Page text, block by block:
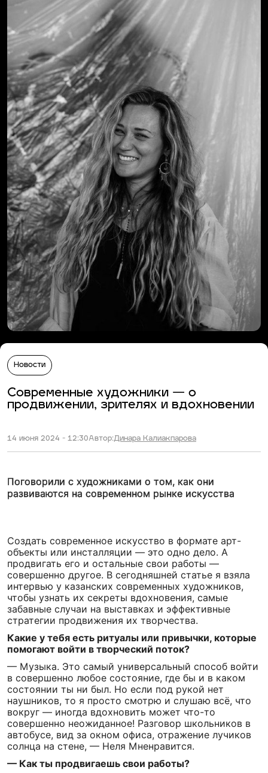
Новости
Современные художники — о
продвижении, зрителях и вдохновении
14 июня 2024 - 12:30Автор:Динара Калиакпарова
Поговорили с художниками о том, как они
развиваются на современном рынке искусства
Создать современное искусство в формате арт-
объекты или инсталляции — это одно дело. А
продвигать его и остальные свои работы —
совершенно другое. В сегодняшней статье я взяла
интервью у казанских современных художников,
чтобы узнать их секреты вдохновения, самые
забавные случаи на выставках и эффективные
стратегии продвижения их творчества.
Какие у тебя есть ритуалы или привычки, которые
помогают войти в творческий поток?
— Музыка. Это самый универсальный способ войти
в совершенно любое состояние, где бы и в каком
состоянии ты ни был. Но если под рукой нет
наушников, то я просто смотрю и слушаю всё, что
вокруг — иногда вдохновить может что-то
совершенно неожиданное! Разговор школьников в
автобусе, вид за окном офиса, отражение лучиков
солнца на стене, — Неля Мненравится.
— Как ты продвигаешь свои работы?